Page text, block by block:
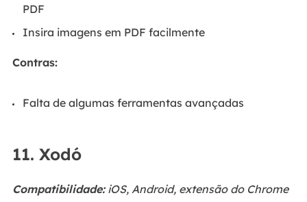
PDF
Insira imagens em PDF facilmente
Contras:
Falta de algumas ferramentas avançadas
11. Xodó
Compatibilidade:iOS, Android, extensão do Chrome